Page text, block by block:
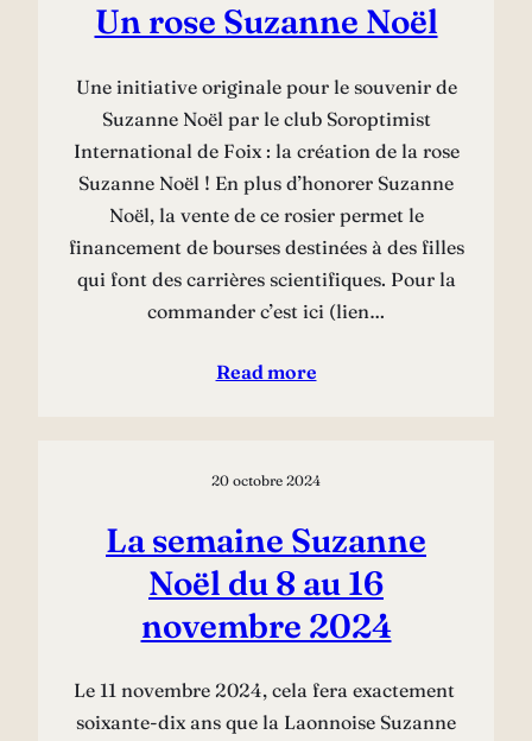
Un rose Suzanne Noël
Une initiative originale pour le souvenir de
Suzanne Noël par le club Soroptimist
International de Foix : la création de la rose
Suzanne Noël ! En plus d’honorer Suzanne
Noël, la vente de ce rosier permet le
financement de bourses destinées à des filles
qui font des carrières scientifiques. Pour la
commander c’est ici (lien…
Read more
20 octobre 2024
La semaine Suzanne
Noël du 8 au 16
novembre 2024
Le 11 novembre 2024, cela fera exactement
soixante-dix ans que la Laonnoise Suzanne